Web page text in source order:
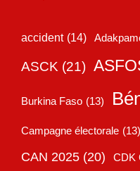
accident (14)
ASCK (21)
Burkina Faso (13)
Campagne électorale (13)
CAN 2025 (20) CDK